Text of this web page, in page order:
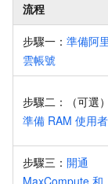
流程
步驟一： 準備阿里
雲帳號
步驟二：（可選）
準備 RAM 使用者
步驟三： 開通